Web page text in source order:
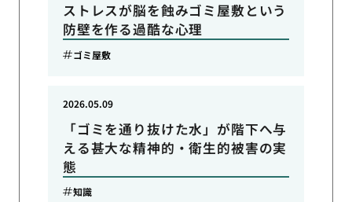
ストレスが脳を蝕みゴミ屋敷という
防壁を作る過酷な心理
ゴミ屋敷
「ゴミを通り抜けた水」が階下へ与
える甚大な精神的・衛生的被害の実
態
2026.05.09
知識